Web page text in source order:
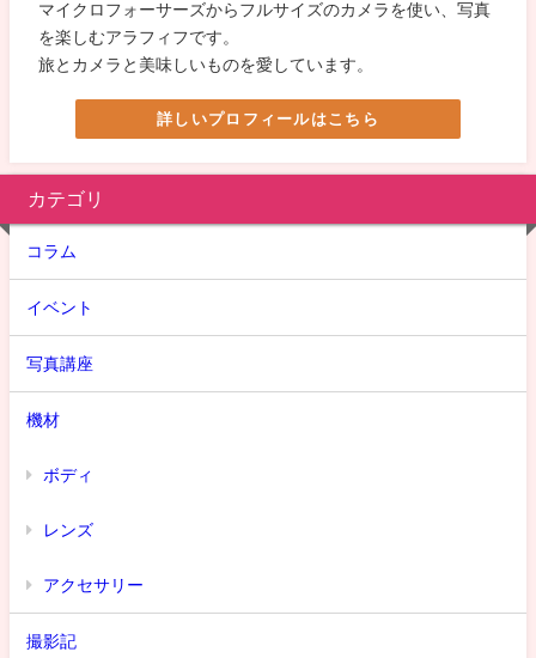
マイクロフォーサーズからフルサイズのカメラを使い、写真
を楽しむアラフィフです。
旅とカメラと美味しいものを愛しています。
詳しいプロフィールはこちら
カテゴリ
コラム
イベント
写真講座
機材
ボディ
レンズ
アクセサリー
撮影記